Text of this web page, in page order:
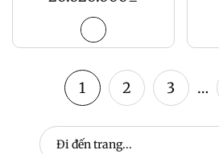
1 2 3 …